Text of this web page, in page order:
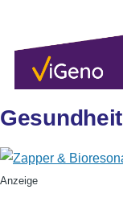
Gesundheit
Anzeige